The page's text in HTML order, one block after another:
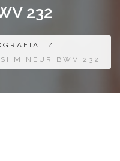
232
/
MINEUR BWV 232